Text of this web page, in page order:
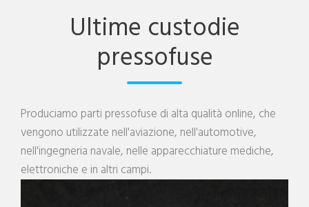
Ultime custodie
pressofuse
Produciamo parti pressofuse di alta qualità online, che
vengono utilizzate nell'aviazione, nell'automotive,
nell'ingegneria navale, nelle apparecchiature mediche,
elettroniche e in altri campi.